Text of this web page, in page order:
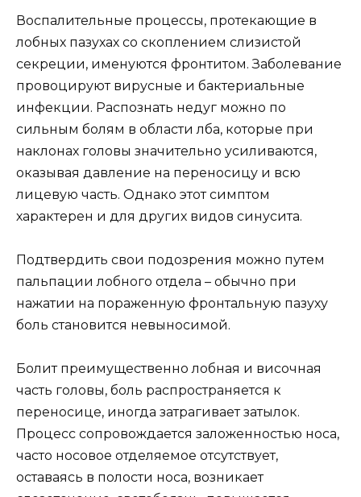
Воспалительные процессы, протекающие в
лобных пазухах со скоплением слизистой
секреции, именуются фронтитом. Заболевание
провоцируют вирусные и бактериальные
инфекции. Распознать недуг можно по
сильным болям в области лба, которые при
наклонах головы значительно усиливаются,
оказывая давление на переносицу и всю
лицевую часть. Однако этот симптом
характерен и для других видов синусита.
Подтвердить свои подозрения можно путем
пальпации лобного отдела – обычно при
нажатии на пораженную фронтальную пазуху
боль становится невыносимой.
Болит преимущественно лобная и височная
часть головы, боль распространяется к
переносице, иногда затрагивает затылок.
Процесс сопровождается заложенностью носа,
часто носовое отделяемое отсутствует,
оставаясь в полости носа, возникает